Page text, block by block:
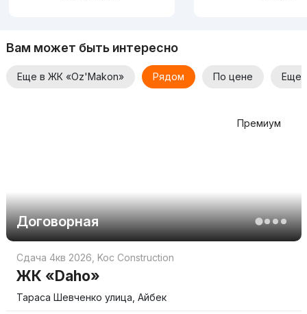
Вам может быть интересно
Еще в ЖК «Oz'Makon» Рядом По цене Еще
Премиум
Договорная
Сдача 4кв 2026 Koc Construction
ЖК «Daho»
Тараса Шевченко улица, Айбек